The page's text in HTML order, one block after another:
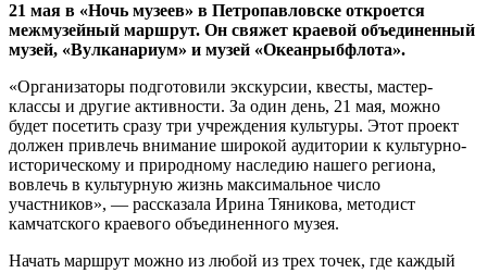
21 мая в «Ночь музеев» в Петропавловске откроется
межмузейный маршрут. Он свяжет краевой объединенный
музей, «Вулканариум» и музей «Океанрыбфлота».
«Организаторы подготовили экскурсии, квесты, мастер-
классы и другие активности. За один день, 21 мая, можно
будет посетить сразу три учреждения культуры. Этот проект
должен привлечь внимание широкой аудитории к культурно-
историческому и природному наследию нашего региона,
вовлечь в культурную жизнь максимальное число
участников», — рассказала Ирина Тяникова, методист
камчатского краевого объединенного музея.
Начать маршрут можно из любой из трех точек, где каждый